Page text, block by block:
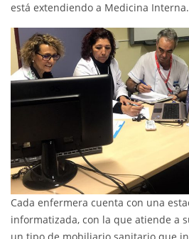
está extendiendo a Medicina Interna.
Cada enfermera cuenta con una
informatizada, con la que atiende a